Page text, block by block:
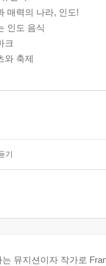
매력의 나라, 인도!
인도 음식
크
와 축제
기
뮤지션이자 작가로